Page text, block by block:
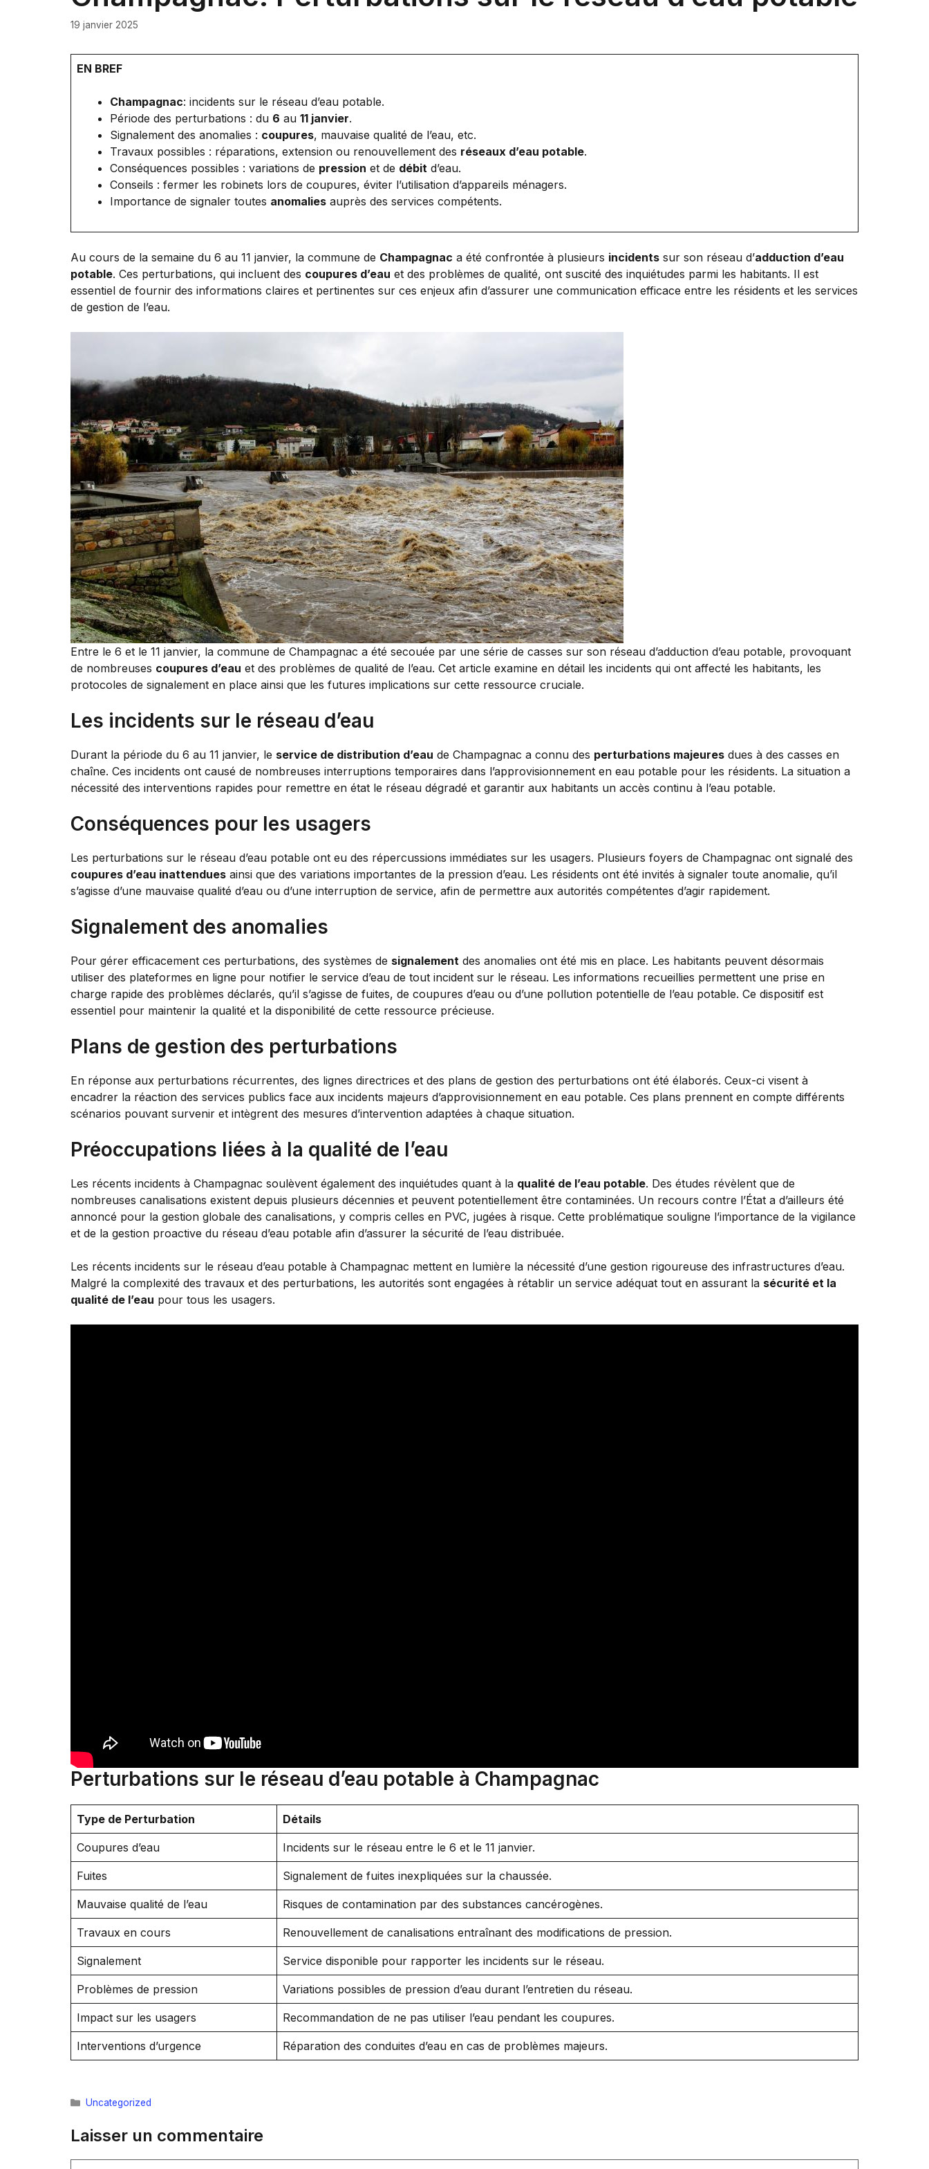
19 janvier 2025
EN BREF
Champagnac: incidents sur le réseau d’eau potable.
Période des perturbations : du 6 au 11 janvier.
Signalement des anomalies : coupures, mauvaise qualité de l’eau, etc.
Travaux possibles : réparations, extension ou renouvellement des réseaux d’eau potable.
Conséquences possibles : variations de pression et de débit d’eau.
Conseils : fermer les robinets lors de coupures, éviter l’utilisation d’appareils ménagers.
Importance de signaler toutes anomalies auprès des services compétents.
Au cours de la semaine du 6 au 11 janvier, la commune de Champagnac a été confrontée à plusieurs incidents sur son réseau d’adduction d’eau
potable. Ces perturbations, qui incluent des coupures d’eau et des problèmes de qualité, ont suscité des inquiétudes parmi les habitants. Il est
essentiel de fournir des informations claires et pertinentes sur ces enjeux afin d’assurer une communication efficace entre les résidents et les services
de gestion de l’eau.
Entre le 6 et le 11 janvier, la commune de Champagnac a été secouée par une série de casses sur son réseau d’adduction d’eau potable, provoquant
de nombreuses coupures d’eau et des problèmes de qualité de l’eau. Cet article examine en détail les incidents qui ont affecté les habitants, les
protocoles de signalement en place ainsi que les futures implications sur cette ressource cruciale.
Les incidents sur le réseau d’eau
Durant la période du 6 au 11 janvier, le service de distribution d’eau de Champagnac a connu des perturbations majeures dues à des casses en
chaîne. Ces incidents ont causé de nombreuses interruptions temporaires dans l’approvisionnement en eau potable pour les résidents. La situation a
nécessité des interventions rapides pour remettre en état le réseau dégradé et garantir aux habitants un accès continu à l’eau potable.
Conséquences pour les usagers
Les perturbations sur le réseau d’eau potable ont eu des répercussions immédiates sur les usagers. Plusieurs foyers de Champagnac ont signalé des
coupures d’eau inattendues ainsi que des variations importantes de la pression d’eau. Les résidents ont été invités à signaler toute anomalie, qu’il
s’agisse d’une mauvaise qualité d’eau ou d’une interruption de service, afin de permettre aux autorités compétentes d’agir rapidement.
Signalement des anomalies
Pour gérer efficacement ces perturbations, des systèmes de signalement des anomalies ont été mis en place. Les habitants peuvent désormais
utiliser des plateformes en ligne pour notifier le service d’eau de tout incident sur le réseau. Les informations recueillies permettent une prise en
charge rapide des problèmes déclarés, qu’il s’agisse de fuites, de coupures d’eau ou d’une pollution potentielle de l’eau potable. Ce dispositif est
essentiel pour maintenir la qualité et la disponibilité de cette ressource précieuse.
Plans de gestion des perturbations
En réponse aux perturbations récurrentes, des lignes directrices et des plans de gestion des perturbations ont été élaborés. Ceux-ci visent à
encadrer la réaction des services publics face aux incidents majeurs d’approvisionnement en eau potable. Ces plans prennent en compte différents
scénarios pouvant survenir et intègrent des mesures d’intervention adaptées à chaque situation.
Préoccupations liées à la qualité de l’eau
Les récents incidents à Champagnac soulèvent également des inquiétudes quant à la qualité de l’eau potable. Des études révèlent que de
nombreuses canalisations existent depuis plusieurs décennies et peuvent potentiellement être contaminées. Un recours contre l’État a d’ailleurs été
annoncé pour la gestion globale des canalisations, y compris celles en PVC, jugées à risque. Cette problématique souligne l’importance de la vigilance
et de la gestion proactive du réseau d’eau potable afin d’assurer la sécurité de l’eau distribuée.
Les récents incidents sur le réseau d’eau potable à Champagnac mettent en lumière la nécessité d’une gestion rigoureuse des infrastructures d’eau.
Malgré la complexité des travaux et des perturbations, les autorités sont engagées à rétablir un service adéquat tout en assurant la sécurité et la
qualité de l’eau pour tous les usagers.
Perturbations sur le réseau d’eau potable à Champagnac
Type de Perturbation Détails
Coupures d’eau Incidents sur le réseau entre le 6 et le 11 janvier.
Fuites Signalement de fuites inexpliquées sur la chaussée.
Mauvaise qualité de l’eau Risques de contamination par des substances cancérogènes.
Travaux en cours Renouvellement de canalisations entraînant des modifications de pression.
Signalement Service disponible pour rapporter les incidents sur le réseau.
Problèmes de pression Variations possibles de pression d’eau durant l’entretien du réseau.
Impact sur les usagers Recommandation de ne pas utiliser l’eau pendant les coupures.
Interventions d’urgence Réparation des conduites d’eau en cas de problèmes majeurs.
Catégories
Uncategorized
Laisser un commentaire